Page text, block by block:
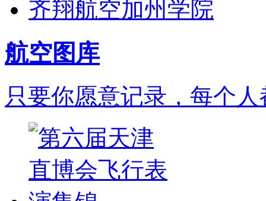
齐翔航空加州学院
航空图库
只要你愿意记录，每个